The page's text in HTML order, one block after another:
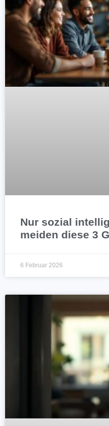
Nur sozial
meiden diese 3
6 Februar 2026